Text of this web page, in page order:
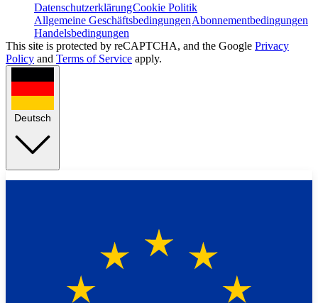
DatenschutzerklärungCookie Politik
Allgemeine GeschäftsbedingungenAbonnementbedingungen
Handelsbedingungen
This site is protected by reCAPTCHA, and the Google Privacy
Policy and Terms of Service apply.
Deutsch